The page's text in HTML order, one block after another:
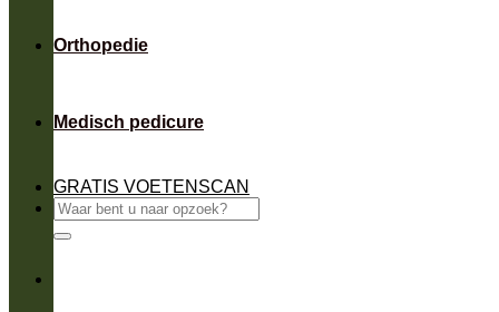
Orthopedie
Medisch pedicure
GRATIS VOETENSCAN
Zoeken
naar: